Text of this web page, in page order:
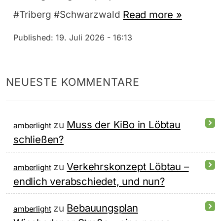
#Triberg #Schwarzwald Read more »
Published: 19. Juli 2026 - 16:13
NEUESTE KOMMENTARE
amberlightzu Muss der KiBo in Löbtau
schließen?
amberlightzuVerkehrskonzept Löbtau –
endlich verabschiedet, und nun?
amberlightzu Bebauungsplan